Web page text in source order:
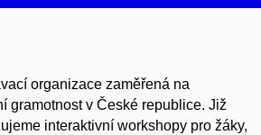
organizace zaměřená na
gramotnost v České republice. Již
interaktivní workshopy pro žáky,